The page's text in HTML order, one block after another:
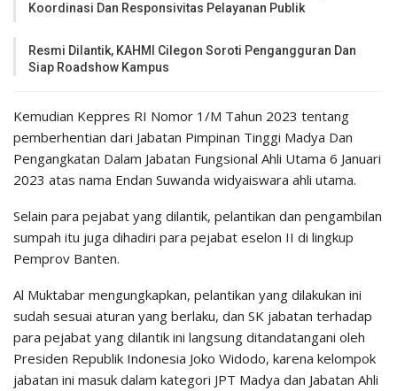
Koordinasi Dan Responsivitas Pelayanan Publik
Resmi Dilantik, KAHMI Cilegon Soroti Pengangguran Dan
Siap Roadshow Kampus
Kemudian Keppres RI Nomor 1/M Tahun 2023 tentang
pemberhentian dari Jabatan Pimpinan Tinggi Madya Dan
Pengangkatan Dalam Jabatan Fungsional Ahli Utama 6 Januari
2023 atas nama Endan Suwanda widyaiswara ahli utama.
Selain para pejabat yang dilantik, pelantikan dan pengambilan
sumpah itu juga dihadiri para pejabat eselon II di lingkup
Pemprov Banten.
Al Muktabar mengungkapkan, pelantikan yang dilakukan ini
sudah sesuai aturan yang berlaku, dan SK jabatan terhadap
para pejabat yang dilantik ini langsung ditandatangani oleh
Presiden Republik Indonesia Joko Widodo, karena kelompok
jabatan ini masuk dalam kategori JPT Madya dan Jabatan Ahli